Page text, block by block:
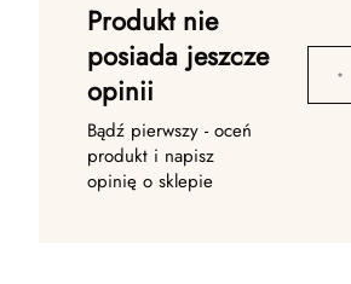
Produkt nie
posiada jeszcze
opinii
Bądź pierwszy - oceń
produkt i napisz
opinię o sklepie